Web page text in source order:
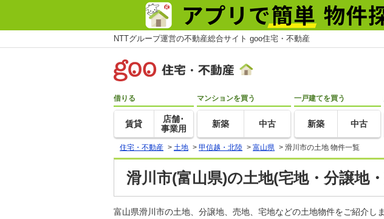
NTTグループ運営の不動産総合サイト goo住宅・不動産
借りる
賃貸
店舗･
事業用
マンションを買う
新築 中古
一戸建てを買う
新築 中古
住宅・不動産 > 土地 > 甲信越・北陸 > 富山県 > 滑川市の土地 物件一覧
滑川市(富山県)の土地(宅地・分譲地
富山県滑川市の土地、分譲地、売地、宅地などの土地物件をご紹介し